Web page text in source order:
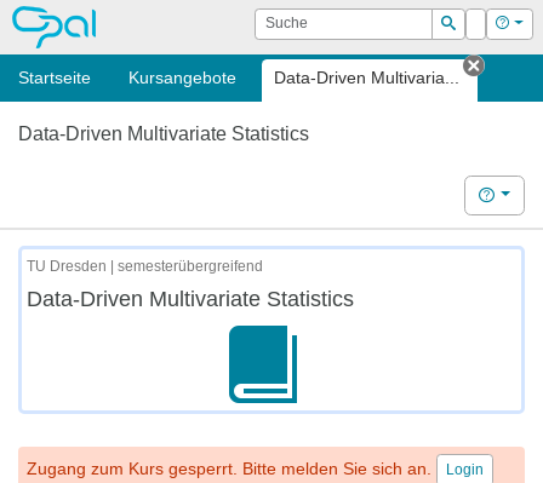
OPAL Suche
Suchen
Login Hilfe
Startseite Kursangebote Data-Driven Multivaria...
Tab
Data-Driven Multivariate Statistics
Hilfe
TU Dresden | semesterübergreifend
Data-Driven Multivariate Statistics
Zugang zum Kurs gesperrt. Bitte melden Sie sich an. Login